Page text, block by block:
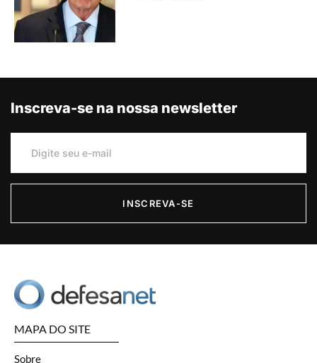
Inscreva-se na nossa newsletter
INSCREVA-SE
MAPA DO SITE
Sobre